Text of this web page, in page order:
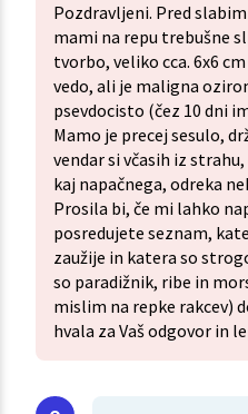
Pozdravljeni. Pred
mami na repu trebušne
tvorbo, veliko cca. 6x6
vedo, ali je maligna
psevdocisto (čez 10 dni
Mamo je precej sesulo,
vendar si včasih iz
kaj napačnega, odreka
Prosila bi, če mi lahko
posredujete seznam,
zaužije in katera so
so paradižnik, ribe in
mislim na repke rakcev)
hvala za Vaš odgovor in